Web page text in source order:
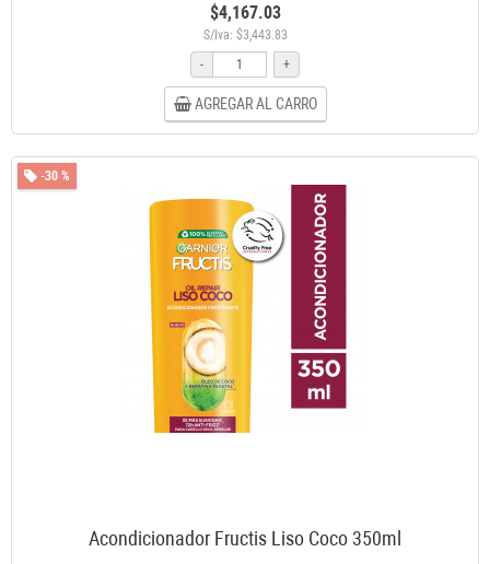
$4,167.03
S/Iva: $3,443.83
-
+
AGREGAR AL CARRO
-30 %
Acondicionador Fructis Liso Coco 350ml